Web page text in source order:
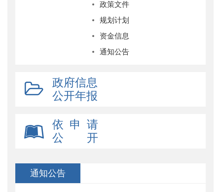
政策文件
规划计划
资金信息
通知公告
政府信息
公开年报
依 申 请
公 开
通知公告